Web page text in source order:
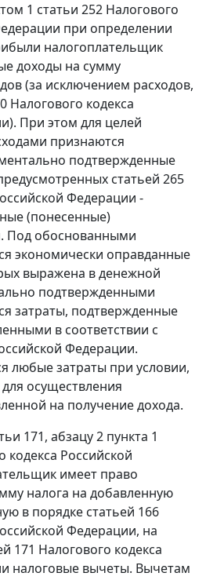
1 статьи 252 Налогового
при определении
налогоплательщик
доходы на сумму
(за исключением расходов,
Налогового кодекса
При этом для целей
признаются
подтвержденные
статьей 265
Федерации -
(понесенные)
Под обоснованными
экономически оправданные
выражена в денежной
подтвержденными
затраты, подтвержденные
в соответствии с
Федерации.
любые затраты при условии,
осуществления
на получение дохода.
171, абзацу 2 пункта 1
кодекса Российской
имеет право
налога на добавленную
в порядке статьей 166
Федерации, на
171 Налогового кодекса
налоговые вычеты. Вычетам